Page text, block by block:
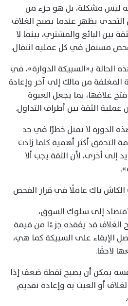
ليس مشكلة، بل هو جزء من
يظهر عندما يصبح الغلاف
بين البائع والمشتري، بينما لا
مستقل في كل عملية انتقال.
بـ«السبيكة الدوارة»، في
المغلفة من مالك إلى آخر وإعادة
غلافها، بما يجعل العبوة
عملية الثقة بين أطراف التداول.
الدورة لا تمثل خطرًا في حد
التحقق أكثر أهمية كلما زادت
إلى أخرى، لأن الثقة يجب ألا
باك عاملًا في قرار الفحص
إلى سلوك السوق،
قد يفقده جزءًا من قيمة
الإبقاء على السبيكة كما هي،
لاحقًا.
يمكن أن يصبح نقطة ضعف إذا
أو العبث به وإعادة تقديم